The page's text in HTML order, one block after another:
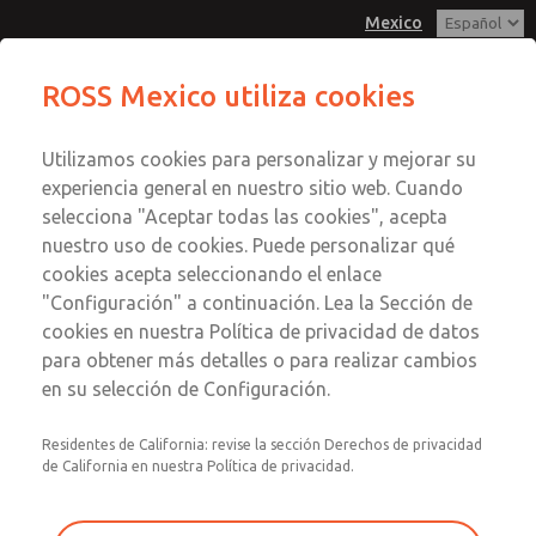
Mexico
Cuenta
Registrarse
Inscribirse
Serie MD3
MD353ECA6C22S
Enviar esta página por correo
electrónico
Servicio al Cliente
1-800-GET-ROSS
Servicio Tecnico
1-888-TEK-ROSS
ROSS Mexico utiliza cookies
Utilizamos cookies para personalizar y mejorar su
experiencia general en nuestro sitio web. Cuando
selecciona "Aceptar todas las cookies", acepta
nuestro uso de cookies. Puede personalizar qué
cookies acepta seleccionando el enlace
"Configuración" a continuación. Lea la Sección de
cookies en nuestra Política de privacidad de datos
para obtener más detalles o para realizar cambios
en su selección de Configuración.
Residentes de California: revise la sección Derechos de privacidad
de California en nuestra Política de privacidad.